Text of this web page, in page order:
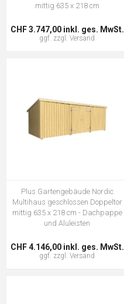
mittig 635 x 218 cm
CHF 3.747,00 inkl. ges. MwSt.
ggf. zzgl. Versand
Plus Gartengebäude Nordic
Multihaus geschlossen Doppeltor
mittig 635 x 218 cm - Dachpappe
und Aluleisten
CHF 4.146,00 inkl. ges. MwSt.
ggf. zzgl. Versand